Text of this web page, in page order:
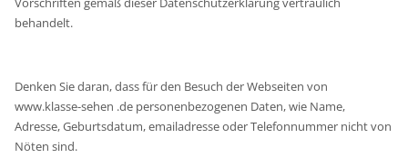
behandelt.
Denken Sie daran, dass für den Besuch der Webseiten von
www.klasse-sehen .de personenbezogenen Daten, wie Name,
Adresse, Geburtsdatum, emailadresse oder Telefonnummer nicht von
Nöten sind.